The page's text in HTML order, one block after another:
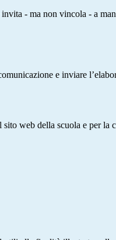
- ma non vincola - a
e inviare
web della scuola e per la